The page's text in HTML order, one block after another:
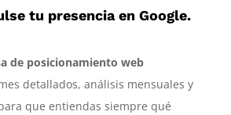
tu presencia en Google.
de posicionamiento web
detallados, análisis mensuales y
que entiendas siempre qué